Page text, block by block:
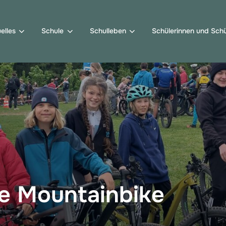
Schule Schulleben Schülerinnen und
Mountainbike